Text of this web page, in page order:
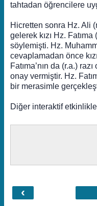
tahtadan öğrencilere
Hicretten sonra Hz. Ali
gelerek kızı Hz.
söylemişti. Hz.
cevaplamadan önce
Fatıma’nın da (r.a.)
onay vermiştir. Hz.
bir merasimle
Diğer interaktif
‹